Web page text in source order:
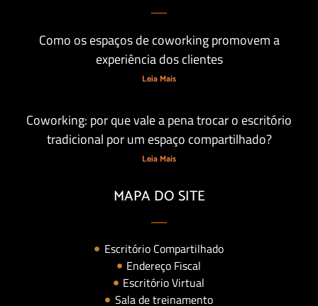
Como os espaços de coworking promovem a
experiência dos clientes
Leia Mais
Coworking: por que vale a pena trocar o escritório
tradicional por um espaço compartilhado?
Leia Mais
MAPA DO SITE
Escritório Compartilhado
Endereço Fiscal
Escritório Virtual
Sala de treinamento